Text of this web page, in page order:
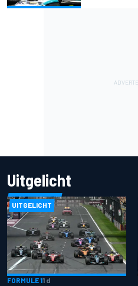
Uitgelicht
UITGELICHT
FORMULE 11 d